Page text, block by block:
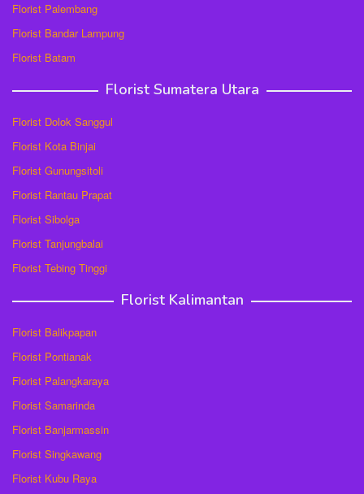
Florist Palembang
Florist Bandar Lampung
Florist Batam
Florist Sumatera Utara
Florist Dolok Sanggul
Florist Kota Binjai
Florist Gunungsitoli
Florist Rantau Prapat
Florist Sibolga
Florist Tanjungbalai
Florist Tebing Tinggi
Florist Kalimantan
Florist Balikpapan
Florist Pontianak
Florist Palangkaraya
Florist Samarinda
Florist Banjarmassin
Florist Singkawang
Florist Kubu Raya